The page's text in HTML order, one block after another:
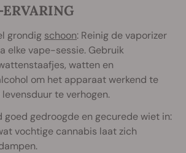
grondig schoon: Reinig de vaporizer
elke vape-sessie. Gebruik
watten en
om het apparaat werkend te
te verhogen.
goed gedroogde en gecurede wiet in:
vochtige cannabis laat zich